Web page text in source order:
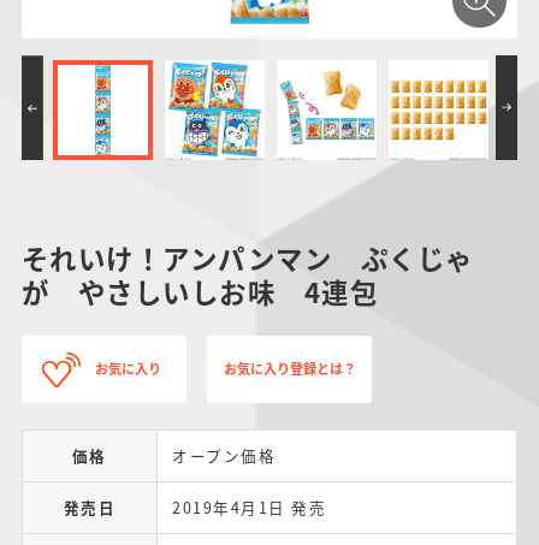
PROJECT R.E.D.・
スーパー戦隊シリー
ポケットモンスター
サンリオキャラクタ
ーズ
つりグミ SMPシリーズ キャラデコ
それいけ！アンパンマン ぷくじゃ
が やさしいしお味 4連包
お気に入り お気に入り登録とは？
価格 オープン価格
発売日 2019年4月1日 発売